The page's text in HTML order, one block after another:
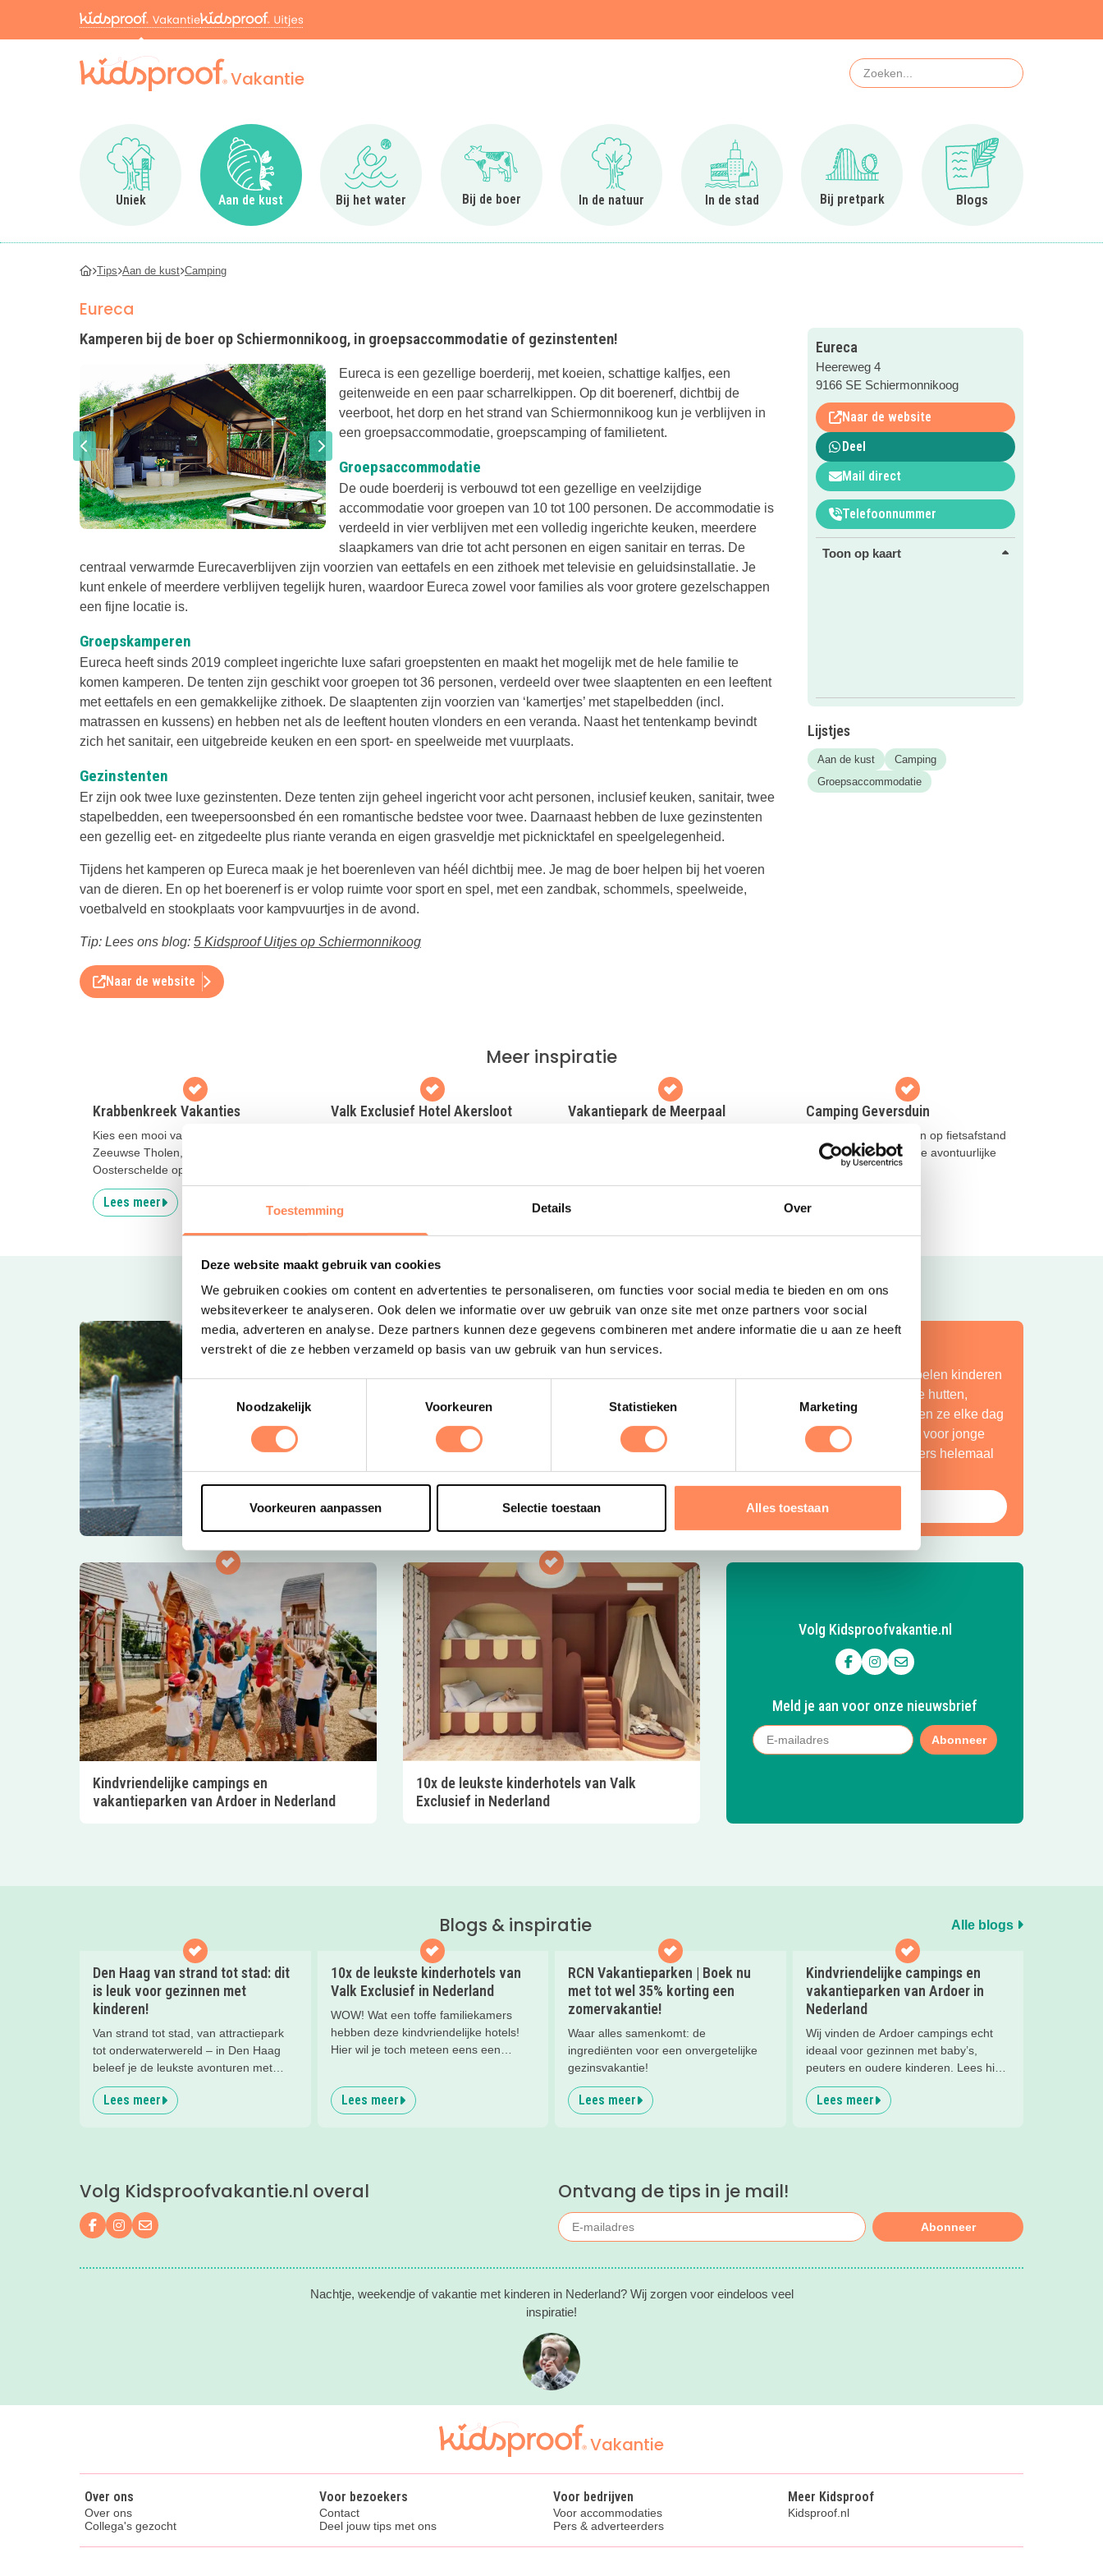
Toestemming Details Over
Deze website maakt gebruik van cookies
We gebruiken cookies om content en advertenties te personaliseren, om functies voor social media te bieden en om ons
websiteverkeer te analyseren. Ook delen we informatie over uw gebruik van onze site met onze partners voor social
media, adverteren en analyse. Deze partners kunnen deze gegevens combineren met andere informatie die u aan ze heeft
verstrekt of die ze hebben verzameld op basis van uw gebruik van hun services.
Toestemmingsselectie
Noodzakelijk
Voorkeuren Statistieken Marketing
Voorkeuren aanpassen Selectie toestaan Alles toestaan
Vakantie Zoeken
Uniek
Ga naar Uniek
Aan de kust
Ga naar Aan de kust
Bij het water
Ga naar Bij het water
Bij de boer
Ga naar Bij de boer
In de natuur
Ga naar In de natuur
In de stad
Ga naar In de stad
Bij pretpark
Ga naar Bij pretpark
Blogs
Ga naar Blogs
Tips Aan de kust Camping
Eureca
Kamperen bij de boer op Schiermonnikoog, in groepsaccommodatie of gezinstenten!
Eureca is een gezellige boerderij, met koeien, schattige kalfjes, een
geitenweide en een paar scharrelkippen. Op dit boerenerf, dichtbij de
veerboot, het dorp en het strand van Schiermonnikoog kun je verblijven in
een groepsaccommodatie, groepscamping of familietent.
Groepsaccommodatie
De oude boerderij is verbouwd tot een gezellige en veelzijdige
accommodatie voor groepen van 10 tot 100 personen. De accommodatie is
verdeeld in vier verblijven met een volledig ingerichte keuken, meerdere
slaapkamers van drie tot acht personen en eigen sanitair en terras. De
centraal verwarmde Eurecaverblijven zijn voorzien van eettafels en een zithoek met televisie en geluidsinstallatie. Je
kunt enkele of meerdere verblijven tegelijk huren, waardoor Eureca zowel voor families als voor grotere gezelschappen
een fijne locatie is.
Groepskamperen
Eureca heeft sinds 2019 compleet ingerichte luxe safari groepstenten en maakt het mogelijk met de hele familie te
komen kamperen. De tenten zijn geschikt voor groepen tot 36 personen, verdeeld over twee slaaptenten en een leeftent
met eettafels en een gemakkelijke zithoek. De slaaptenten zijn voorzien van ‘kamertjes’ met stapelbedden (incl.
matrassen en kussens) en hebben net als de leeftent houten vlonders en een veranda. Naast het tentenkamp bevindt
zich het sanitair, een uitgebreide keuken en een sport- en speelweide met vuurplaats.
Gezinstenten
Er zijn ook twee luxe gezinstenten. Deze tenten zijn geheel ingericht voor acht personen, inclusief keuken, sanitair, twee
stapelbedden, een tweepersoonsbed én een romantische bedstee voor twee. Daarnaast hebben de luxe gezinstenten
een gezellig eet- en zitgedeelte plus riante veranda en eigen grasveldje met picknicktafel en speelgelegenheid.
Tijdens het kamperen op Eureca maak je het boerenleven van héél dichtbij mee. Je mag de boer helpen bij het voeren
van de dieren. En op het boerenerf is er volop ruimte voor sport en spel, met een zandbak, schommels, speelweide,
voetbalveld en stookplaats voor kampvuurtjes in de avond.
Tip: Lees ons blog: 5 Kidsproof Uitjes op Schiermonnikoog
Naar de website
Eureca
Heereweg 4
9166 SE Schiermonnikoog
Naar de website
Deel
Mail direct
Telefoonnummer
Toon op kaart
Lijstjes
Aan de kust
Camping
Groepsaccommodatie
Meer inspiratie
Krabbenkreek Vakanties
Kies een mooi vakantiehuisje in het
Zeeuwse Tholen, met het strand en de
Oosterschelde op loopafstand!
Lees meer
Valk Exclusief Hotel Akersloot Vakantiepark de Meerpaal Camping Geversduin
Midden in het groen en op fietsafstand
van het strand ligt deze avontuurlijke
camping!
Uitgelicht
Bij Camping Huttopia De Roos spelen kinderen
eindeloos in de natuur, bouwen ze hutten,
spetteren ze in de Vecht en beleven ze elke dag
een nieuw avontuur. Een paradijs voor jonge
ontdekkers én een plek waar ouders helemaal
tot rust komen.
Bekijk Huttopia de Roos
Kindvriendelijke campings en
vakantieparken van Ardoer in Nederland
10x de leukste kinderhotels van Valk
Exclusief in Nederland
Volg Kidsproofvakantie.nl
Volg ons op Facebook
Volg ons op Instagram
Mail ons
Meld je aan voor onze nieuwsbrief
Abonneer
Blogs & inspiratie Alle blogs
Den Haag van strand tot stad: dit
is leuk voor gezinnen met
kinderen!
Van strand tot stad, van attractiepark
tot onderwaterwereld – in Den Haag
beleef je de leukste avonturen met
kinderen. En tussendoor? Even
ontspannen met een lekkere lunch op
Lees meer
10x de leukste kinderhotels van
Valk Exclusief in Nederland
WOW! Wat een toffe familiekamers
hebben deze kindvriendelijke hotels!
Hier wil je toch meteen eens een
kinderhotels van Valk Exclusief en boek
een heerlijk nachtje weg met je
kind(eren).
Lees meer
RCN Vakantieparken | Boek nu
met tot wel 35% korting een
zomervakantie!
Waar alles samenkomt: de
ingrediënten voor een onvergetelijke
gezinsvakantie!
Lees meer
Kindvriendelijke campings en
vakantieparken van Ardoer in
Nederland
Wij vinden de Ardoer campings echt
ideaal voor gezinnen met baby’s,
peuters en oudere kinderen. Lees hier
waarom!
Lees meer
Volg Kidsproofvakantie.nl overal
Volg ons op Facebook
Volg ons op Instagram
Mail ons
Ontvang de tips in je mail!
Abonneer
Nachtje, weekendje of vakantie met kinderen in Nederland? Wij zorgen voor eindeloos veel
inspiratie!
Vakantie
Over ons
Over ons
Collega's gezocht
Voor bezoekers
Contact
Deel jouw tips met ons
Voor bedrijven
Voor accommodaties
Pers & adverteerders
Meer Kidsproof
Kidsproof.nl